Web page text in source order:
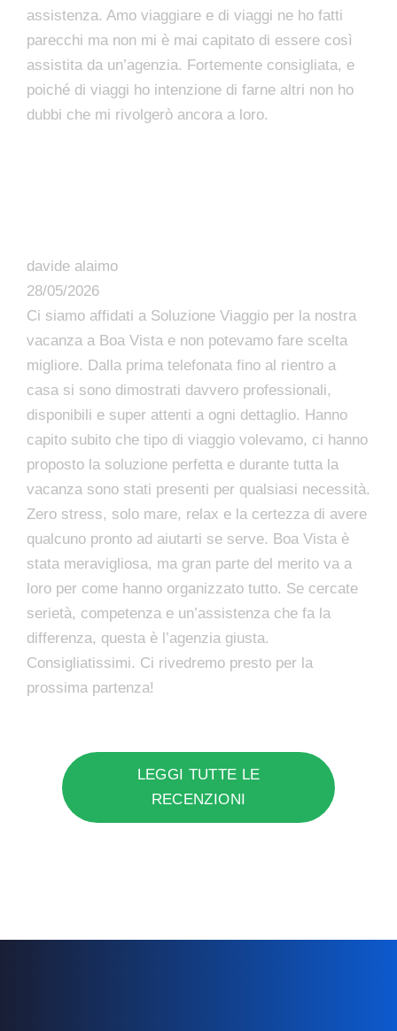
assistenza. Amo viaggiare e di viaggi ne ho fatti
parecchi ma non mi è mai capitato di essere così
assistita da un’agenzia. Fortemente consigliata, e
poiché di viaggi ho intenzione di farne altri non ho
dubbi che mi rivolgerò ancora a loro.
davide alaimo
28/05/2026
Ci siamo affidati a Soluzione Viaggio per la nostra
vacanza a Boa Vista e non potevamo fare scelta
migliore. Dalla prima telefonata fino al rientro a
casa si sono dimostrati davvero professionali,
disponibili e super attenti a ogni dettaglio. Hanno
capito subito che tipo di viaggio volevamo, ci hanno
proposto la soluzione perfetta e durante tutta la
vacanza sono stati presenti per qualsiasi necessità.
Zero stress, solo mare, relax e la certezza di avere
qualcuno pronto ad aiutarti se serve. Boa Vista è
stata meravigliosa, ma gran parte del merito va a
loro per come hanno organizzato tutto. Se cercate
serietà, competenza e un’assistenza che fa la
differenza, questa è l’agenzia giusta.
Consigliatissimi. Ci rivedremo presto per la
prossima partenza!
LEGGI TUTTE LE
RECENZIONI